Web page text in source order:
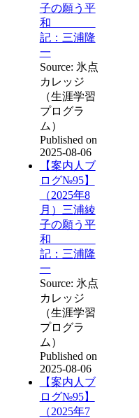
子の願う平
和
記：三浦隆
一
Source: 氷点
カレッジ
（生涯学習
プログラ
ム）
Published on
2025-08-06
【案内人ブ
ログ№95】
（2025年8
月）三浦綾
子の願う平
和
記：三浦隆
一
Source: 氷点
カレッジ
（生涯学習
プログラ
ム）
Published on
2025-08-06
【案内人ブ
ログ№95】
（2025年7